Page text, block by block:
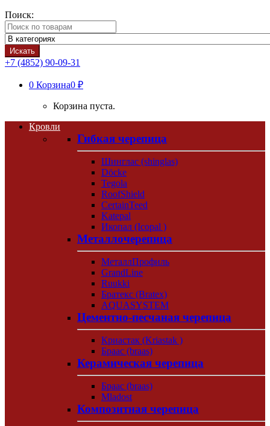
Поиск:
Искать
+7 (4852) 90-09-31
0 Корзина0 ₽
Корзина пуста.
Кровли
Гибкая черепица
Шинглас (shinglas)
Döcke
Tegola
RoofShield
CertainTeed
Katepal
Икопал (Icopal )
Металлочерепица
МеталлПрофиль
GrandLine
Ruukki
Братекс (Bratex)
AQUASYSTEM
Цементно-песчаная черепица
Криастак (Kriastak )
Браас (braas)
Керамическая черепица
Браас (braas)
Mladost
Композитная черепица